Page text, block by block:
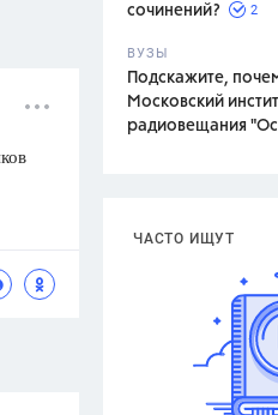
сочинений?
2
ВУЗЫ
Подскажите,
Московский
радиовещания
ЧАСТО ИЩУТ